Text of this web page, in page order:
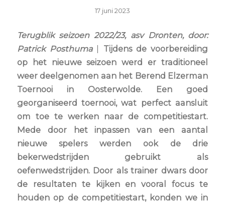
17 juni 2023
Terugblik seizoen 2022/23, asv Dronten, door:
Patrick Posthuma| Tijdens de voorbereiding
op het nieuwe seizoen werd er traditioneel
weer deelgenomen aan het Berend Elzerman
Toernooi in Oosterwolde. Een goed
georganiseerd toernooi, wat perfect aansluit
om toe te werken naar de competitiestart.
Mede door het inpassen van een aantal
nieuwe spelers werden ook de drie
bekerwedstrijden gebruikt als
oefenwedstrijden. Door als trainer dwars door
de resultaten te kijken en vooral focus te
houden op de competitiestart, konden we in